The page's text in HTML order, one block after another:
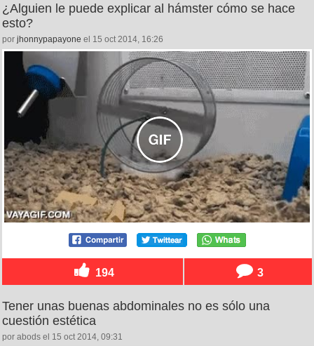
¿Alguien le puede explicar al hámster cómo se hace
esto?
por jhonnypapayone el 15 oct 2014, 16:26
194 3
Tener unas buenas abdominales no es sólo una
cuestión estética
por abods el 15 oct 2014, 09:31